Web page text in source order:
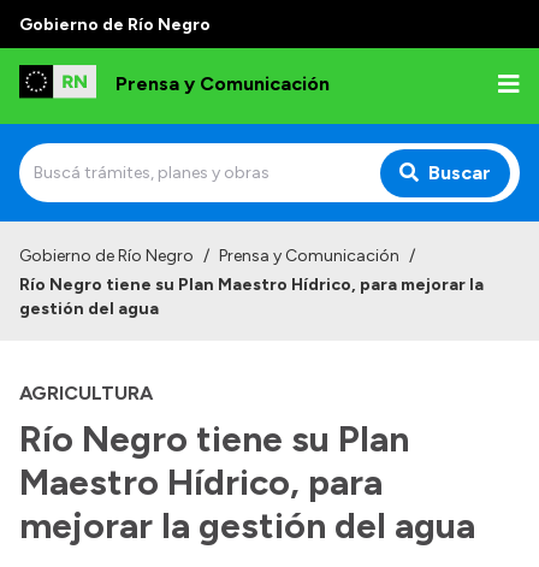
Gobierno de Río Negro
Prensa y Comunicación
Buscar
Institucional
Referentes de prensa
Archivo de noticias
Transparencia
Gobierno de Río Negro / Prensa y Comunicación /
Río Negro tiene su Plan Maestro Hídrico, para mejorar la
gestión del agua
AGRICULTURA
Río Negro tiene su Plan
Maestro Hídrico, para
mejorar la gestión del agua